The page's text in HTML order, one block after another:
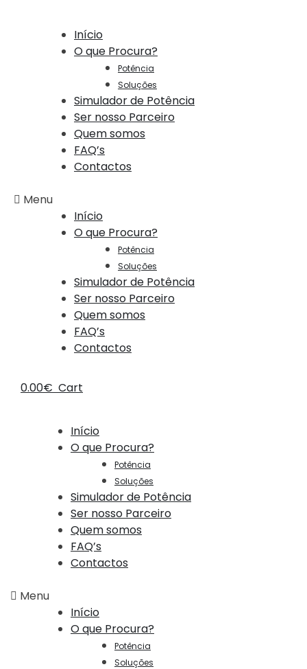
Início
O que Procura?
Potência
Soluções
Simulador de Potência
Ser nosso Parceiro
Quem somos
FAQ’s
Contactos
Menu
Início
O que Procura?
Potência
Soluções
Simulador de Potência
Ser nosso Parceiro
Quem somos
FAQ’s
Contactos
0.00€ Cart
Início
O que Procura?
Potência
Soluções
Simulador de Potência
Ser nosso Parceiro
Quem somos
FAQ’s
Contactos
Menu
Início
O que Procura?
Potência
Soluções